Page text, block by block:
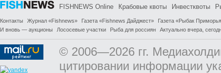
FISHNEWS Online Крабовые квоты Инвестквоты
Контакты Журнал «Fishnews» Газета «Fishnews Дайджест»
Газета «Рыбак
И вновь — аукционы
Лососевые участки Рыба для россиян Актуально вчера,
© 2006—2026 гг.
цитировании информации